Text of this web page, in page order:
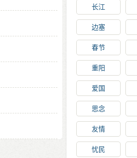
长江
边塞
春节
重阳
爱国
思念
友情
忧民